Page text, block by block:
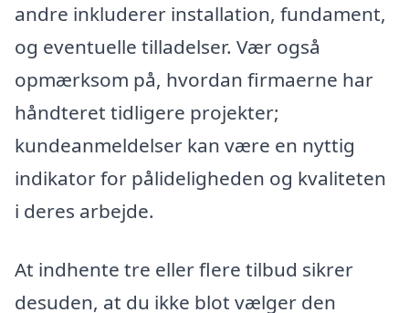
andre inkluderer installation, fundament,
og eventuelle tilladelser. Vær også
opmærksom på, hvordan firmaerne har
håndteret tidligere projekter;
kundeanmeldelser kan være en nyttig
indikator for pålideligheden og kvaliteten
i deres arbejde.
At indhente tre eller flere tilbud sikrer
desuden, at du ikke blot vælger den